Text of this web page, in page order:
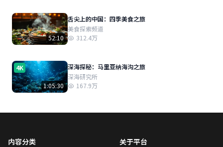
52:10
舌尖上的中国：四季美食之旅
美食探索频道
312.4万
4K
1:05:30
深海探秘：马里亚纳海沟之旅
深海研究所
167.9万
内容分类 关于平台